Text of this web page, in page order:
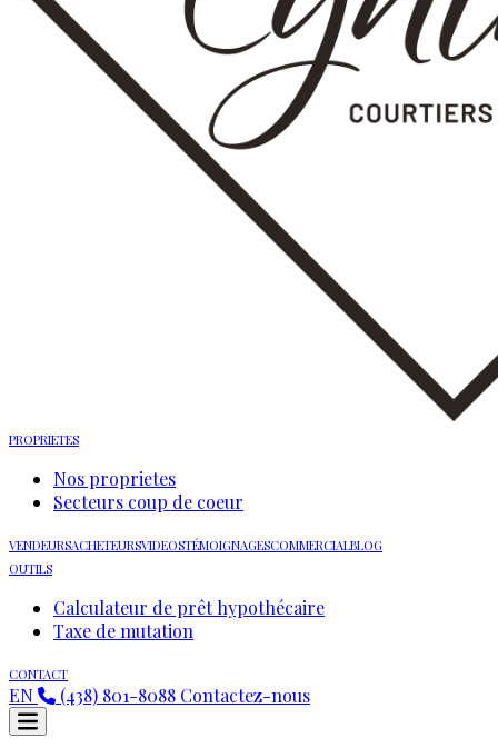
PROPRIETES
Nos proprietes
Secteurs coup de coeur
VENDEURSACHETEURSVIDEOSTÉMOIGNAGESCOMMERCIALBLOG
OUTILS
Calculateur de prêt hypothécaire
Taxe de mutation
CONTACT
EN (438) 801-8088 Contactez-nous